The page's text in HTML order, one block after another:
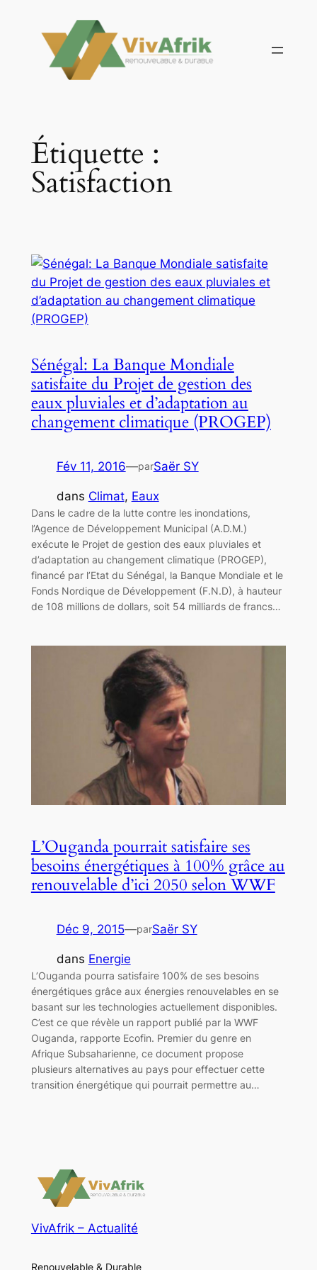
contenu
Étiquette :
Satisfaction
Sénégal: La Banque Mondiale
satisfaite du Projet de gestion des
eaux pluviales et d’adaptation au
changement climatique (PROGEP)
Fév 11, 2016—parSaër SY
dans Climat, Eaux
Dans le cadre de la lutte contre les inondations,
l’Agence de Développement Municipal (A.D.M.)
exécute le Projet de gestion des eaux pluviales et
d’adaptation au changement climatique (PROGEP),
financé par l’Etat du Sénégal, la Banque Mondiale et le
Fonds Nordique de Développement (F.N.D), à hauteur
de 108 millions de dollars, soit 54 milliards de francs…
L’Ouganda pourrait satisfaire ses
besoins énergétiques à 100% grâce au
renouvelable d’ici 2050 selon WWF
Déc 9, 2015—parSaër SY
dans Energie
L’Ouganda pourra satisfaire 100% de ses besoins
énergétiques grâce aux énergies renouvelables en se
basant sur les technologies actuellement disponibles.
C’est ce que révèle un rapport publié par la WWF
Ouganda, rapporte Ecofin. Premier du genre en
Afrique Subsaharienne, ce document propose
plusieurs alternatives au pays pour effectuer cette
transition énergétique qui pourrait permettre au…
VivAfrik – Actualité
Renouvelable & Durable